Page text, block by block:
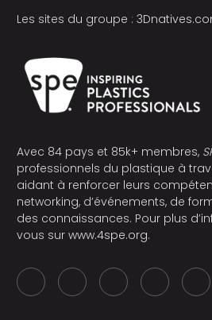
Les sites du groupe :
Avec 84 pays et 85k+ membres,
professionnels du plastique à
aidant à renforcer leurs
networking, d’événements, de
des connaissances. Pour plus
vous sur www.4spe.org.